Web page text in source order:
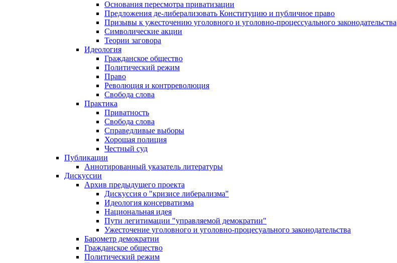
Основания пересмотра приватизации
Предложения де-либерализовать Конституцию и публичное право
Призывы к ужесточению уголовного и уголовно-процессуального законодательства
Символические акции
Теории заговора
Идеология
Гражданское общество
Политический режим
Право
Революция и контрреволюция
Свобода слова
Практика
Приватность
Свобода слова
Справедливые выборы
Хорошая полиция
Честный суд
Публикации
Аннотированный указатель литературы
Дискуссии
Архив предыдущего проекта
Дискуссия о "кризисе либерализма"
Идеология консерватизма
Национальная идея
Пути легитимации "управляемой демократии"
Ужесточение уголовного и уголовно-процесуального законодательства
Барометр демократии
Гражданское общество
Политический режим